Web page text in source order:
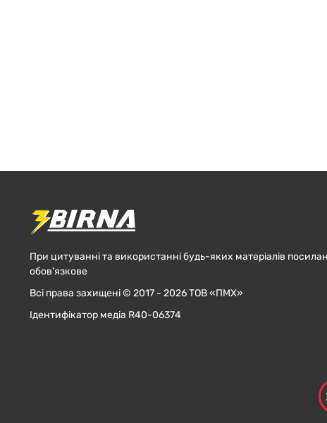
При цитуванні та використанні будь-яких матеріалів
обов'язкове
Всі права захищені © 2017 - 2026 ТОВ «ПМХ»
Ідентифікатор медіа R40-06374